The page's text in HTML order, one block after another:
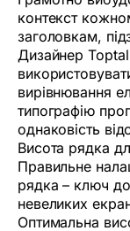
контекст
заголовкам,
Дизайнер
вирівнювання
типографію
однаковість
Висота рядка
Правильне
рядка – ключ
невеликих
Оптимальна